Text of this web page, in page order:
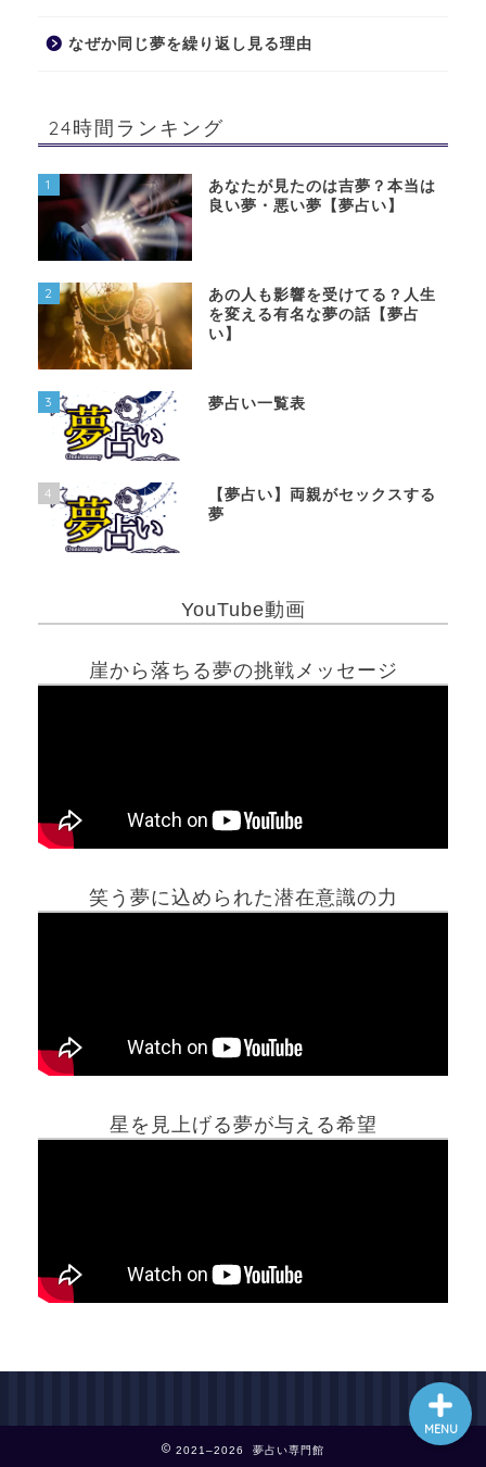
なぜか同じ夢を繰り返し見る理由
24時間ランキング
1
あなたが見たのは吉夢？本当は
良い夢・悪い夢【夢占い】
2
あの人も影響を受けてる？人生
を変える有名な夢の話【夢占
い】
3 夢占い一覧表
4
【夢占い】両親がセックスする
夢
YouTube動画
崖から落ちる夢の挑戦メッセージ
笑う夢に込められた潜在意識の力
星を見上げる夢が与える希望
2021–2026 夢占い専門館
MENU
ホーム
最新記事動画